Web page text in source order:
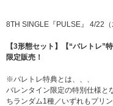
8TH SINGLE『PULSE』 4/22（
【3形態セット】【“バレトレ”
限定販売！
※バレトレ特典とは、、、
バレンタイン限定の特別仕様と
ちランダム1種／いずれもプリ